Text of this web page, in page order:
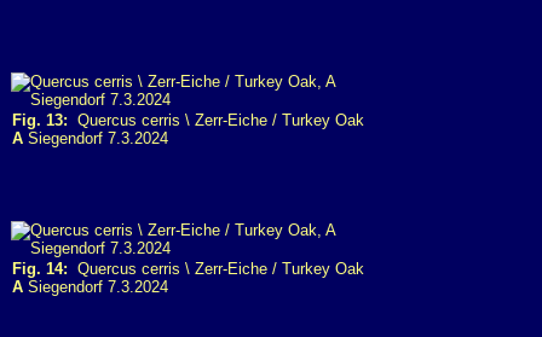
Fig. 13: Quercus cerris \ Zerr-Eiche / Turkey Oak
A Siegendorf 7.3.2024
Fig. 14: Quercus cerris \ Zerr-Eiche / Turkey Oak
A Siegendorf 7.3.2024